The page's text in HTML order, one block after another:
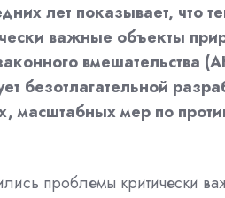
лет показывает, что
важные объекты
вмешательства
безотлагательной
масштабных мер по
проблемы критически